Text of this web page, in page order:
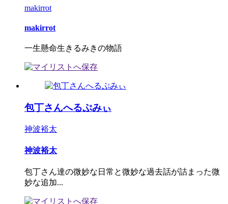
makirrot
makirrot
一生懸命生きるみきの物語
包丁さんへるぷみぃ
神波裕太
神波裕太
包丁さん達の微妙な日常と微妙な過去話が詰まった微
妙な追加...